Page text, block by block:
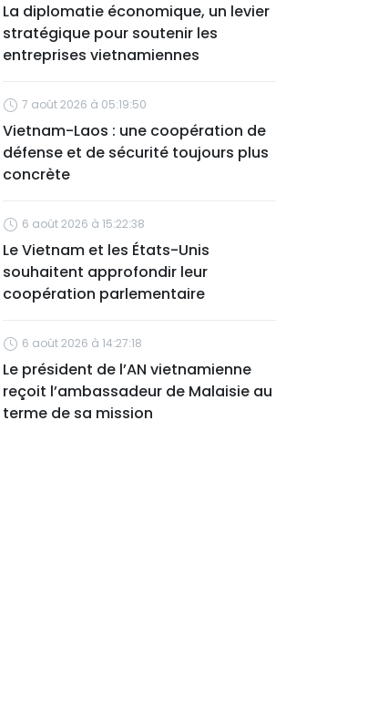
La diplomatie économique, un levier
stratégique pour soutenir les
entreprises vietnamiennes
7 août 2026 à 05:19:50
Vietnam-Laos : une coopération de
défense et de sécurité toujours plus
concrète
6 août 2026 à 15:22:38
Le Vietnam et les États-Unis
souhaitent approfondir leur
coopération parlementaire
6 août 2026 à 14:27:18
Le président de l’AN vietnamienne
reçoit l’ambassadeur de Malaisie au
terme de sa mission